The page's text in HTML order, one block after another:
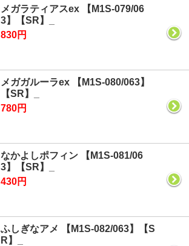
メガラティアスex 【M1S-079/06
3】【SR】_
830円
メガガルーラex 【M1S-080/063】
【SR】_
780円
なかよしポフィン 【M1S-081/06
3】【SR】_
430円
ふしぎなアメ 【M1S-082/063】【S
R】_